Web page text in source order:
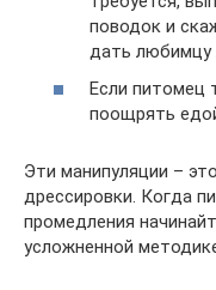
поводок и
дать любимцу
Если питомец
поощрять
Эти манипуляции –
дрессировки. Когда
промедления
усложненной